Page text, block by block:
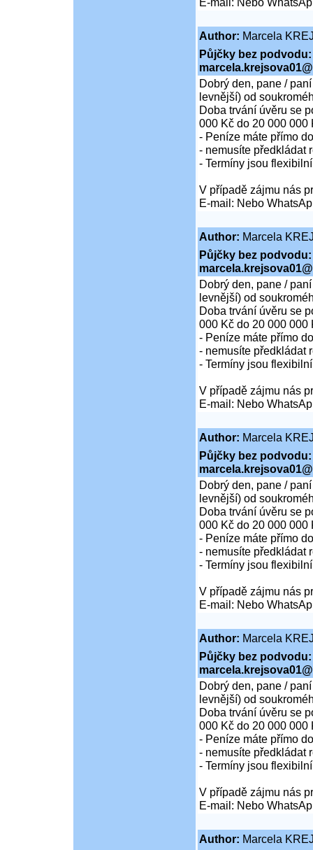
Author: Marcela
Půjčky bez podvodu:
Dobrý den, pane /
levnější) od
Doba trvání úvěru se
000 Kč do 20 000 000
- Peníze máte přímo
- nemusíte předkládat
- Termíny jsou
V případě zájmu nás
E-mail: Nebo
Author: Marcela
Půjčky bez podvodu:
Dobrý den, pane /
levnější) od
Doba trvání úvěru se
000 Kč do 20 000 000
- Peníze máte přímo
- nemusíte předkládat
- Termíny jsou
V případě zájmu nás
E-mail: Nebo
Author: Marcela
Půjčky bez podvodu:
Dobrý den, pane /
levnější) od
Doba trvání úvěru se
000 Kč do 20 000 000
- Peníze máte přímo
- nemusíte předkládat
- Termíny jsou
V případě zájmu nás
E-mail: Nebo
Author: Marcela
Půjčky bez podvodu:
Dobrý den, pane /
levnější) od
Doba trvání úvěru se
000 Kč do 20 000 000
- Peníze máte přímo
- nemusíte předkládat
- Termíny jsou
V případě zájmu nás
E-mail: Nebo
Author: Marcela